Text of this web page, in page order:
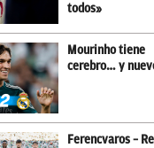
todos»
Mourinho tiene
cerebro… y
Ferencvaros –